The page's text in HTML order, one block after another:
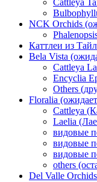
Cattleya
NCK Orchids
Каттлеи из
Bela Vista
Cattleya
Encyclia
Others
Floralia
Cattleya
Laelia
видовые
видовые
видовые
others
Del Valle